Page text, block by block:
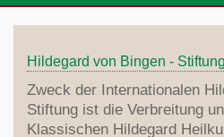
Veranstaltungen
Gesundheitsberater
Lebensstil-Therapie
St.Hildegard
Biografie
Pfingstbotschaft
Heilkunde
Hildegard von Bingen -
Zweck der Internationalen
Stiftung ist die Verbreitung
Klassischen Hildegard